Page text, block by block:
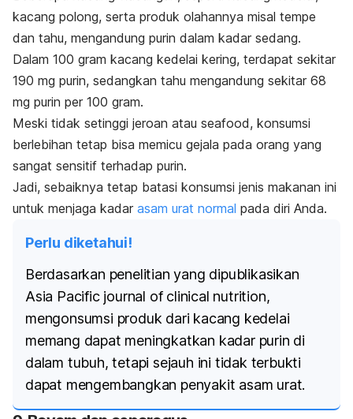
kacang polong, serta produk olahannya misal tempe
dan tahu, mengandung purin dalam kadar sedang.
Dalam 100 gram kacang kedelai kering, terdapat sekitar
190 mg purin, sedangkan tahu mengandung sekitar 68
mg purin per 100 gram.
Meski tidak setinggi jeroan atau seafood, konsumsi
berlebihan tetap bisa memicu gejala pada orang yang
sangat sensitif terhadap purin.
Jadi, sebaiknya tetap batasi konsumsi jenis makanan ini
untuk menjaga kadar asam urat normal pada diri Anda.
Perlu diketahui!
Berdasarkan penelitian yang dipublikasikan
Asia Pacific journal of clinical nutrition,
mengonsumsi produk dari kacang kedelai
memang dapat meningkatkan kadar purin di
dalam tubuh, tetapi sejauh ini tidak terbukti
dapat mengembangkan penyakit asam urat.